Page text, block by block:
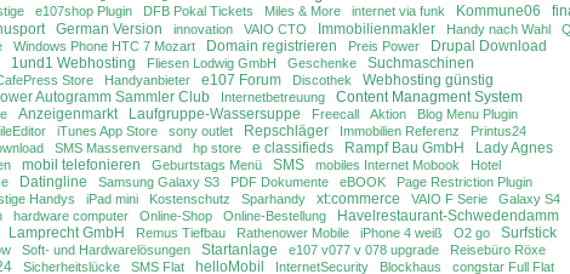
e107shop Plugin DFB Pokal Tickets Miles & More internet via funk Kommune06
German Version innovation VAIO CTO Immobilienmakler Handy nach Wahl
Windows Phone HTC 7 Mozart Domain registrieren Preis Power Drupal Download
1und1 Webhosting Fliesen Lodwig GmbH Geschenke
Suchmaschinen
Store Handyanbieter e107 Forum Discothek Webhosting günstig
Autogramm Sammler Club Internetbetreuung Content Managment System
Anzeigenmarkt Laufgruppe-Wassersuppe Freecall Aktion Blog Menu Plugin
iTunes App Store sony outlet Repschläger Immobilien Referenz
Printus24
SMS Massenversand hp store e classifieds Rampf Bau GmbH Lady Agnes
mobil telefonieren Geburtstags Menü SMS mobiles Internet Mobook Hotel
Datingline Samsung Galaxy S3 PDF Dokumente eBOOK Page Restriction Plugin
Handys iPad mini Kostenschutz Sparhandy xt:commerce VAIO F Serie
Galaxy S4
hardware computer Online-Shop Online-Bestellung Havelrestaurant-Schwedendamm
Lamprecht GmbH Remus Tiefbau Rathenower Mobile iPhone 4 weiß O2 go Surfstick
Soft- und Hardwarelösungen Startanlage e107 v077 v 078 upgrade
Reisebüro Röxe
Sicherheitslücke SMS Flat helloMobil InternetSecurity Blockhaus
congstar Full Flat